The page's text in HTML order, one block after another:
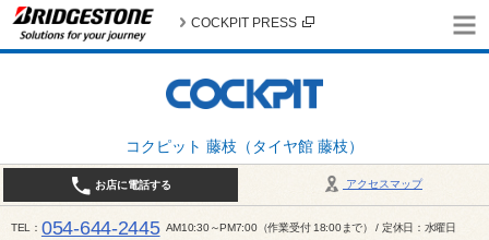
コクピット 藤枝（タイヤ館 藤枝）
COCKPIT PRESS
アクセスマップ
お店に電話する
TEL 054-644-2445 AM10:30～PM7:00（作業受付 18:00まで） / 定休日：水曜日